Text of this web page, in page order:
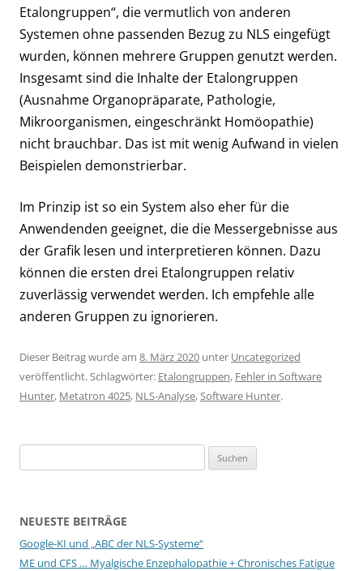
Etalongruppen“, die vermutlich von anderen
Systemen ohne passenden Bezug zu NLS eingefügt
wurden, können mehrere Gruppen genutzt werden.
Insgesamt sind die Inhalte der Etalongruppen
(Ausnahme Organopräparate, Pathologie,
Mikroorganismen, eingeschränkt Homöopathie)
nicht brauchbar. Das ist mit wenig Aufwand in vielen
Beispielen demonstrierbar.
Im Prinzip ist so ein System also eher für die
Anwendenden geeignet, die die Messergebnisse aus
der Grafik lesen und interpretieren können. Dazu
können die ersten drei Etalongruppen relativ
zuverlässig verwendet werden. Ich empfehle alle
anderen Gruppen zu ignorieren.
Dieser Beitrag wurde am 8. März 2020 unter Uncategorized
veröffentlicht. Schlagwörter: Etalongruppen, Fehler in Software
Hunter, Metatron 4025, NLS-Analyse, Software Hunter.
nach:
NEUESTE BEITRÄGE
Google-KI und „ABC der NLS-Systeme“
ME und CFS … Myalgische Enzephalopathie + Chronisches Fatigue